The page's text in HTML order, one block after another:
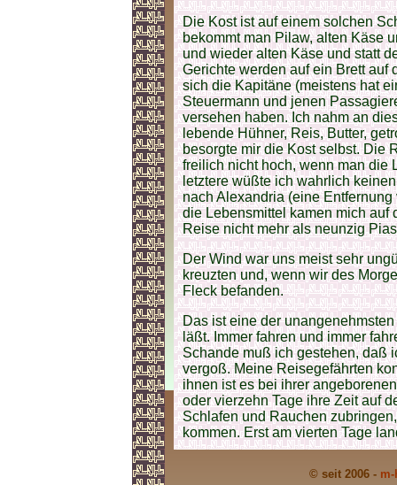
Die Kost ist auf einem solchen
bekommt man Pilaw, alten Käse
und wieder alten Käse und statt
Gerichte werden auf ein Brett auf
sich die Kapitäne (meistens hat
Steuermann und jenen
versehen haben. Ich nahm an
lebende Hühner, Reis, Butter,
besorgte mir die Kost selbst. Die
freilich nicht hoch, wenn man die
letztere wüßte ich wahrlich
nach Alexandria (eine
die Lebensmittel kamen mich auf
Reise nicht mehr als neunzig
Der Wind war uns meist sehr
kreuzten und, wenn wir des
Fleck befanden.
Das ist eine der
läßt. Immer fahren und immer
Schande muß ich gestehen, daß
vergoß. Meine Reisegefährten
ihnen ist es bei ihrer
oder vierzehn Tage ihre Zeit auf
Schlafen und Rauchen
kommen. Erst am vierten Tage
© seit 2006 -